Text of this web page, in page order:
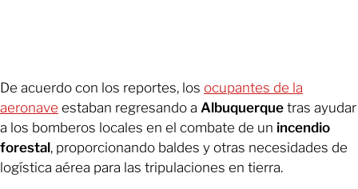
De acuerdo con los reportes, los ocupantes de la
aeronave estaban regresando a Albuquerque tras ayudar
a los bomberos locales en el combate de un incendio
forestal, proporcionando baldes y otras necesidades de
logística aérea para las tripulaciones en tierra.